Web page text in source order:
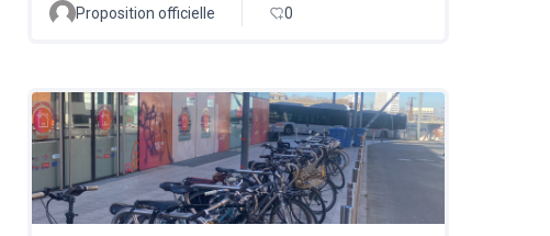
Proposition officielle 0